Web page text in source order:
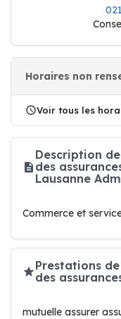
Horaires non
Voir tous les
Description
des
Lausanne
Commerce et
Prestations
des
mutuelle assurer